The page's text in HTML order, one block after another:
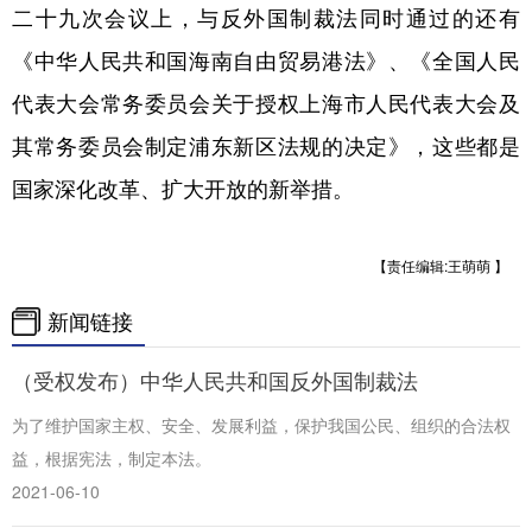
二十九次会议上，与反外国制裁法同时通过的还有
《中华人民共和国海南自由贸易港法》、《全国人民
代表大会常务委员会关于授权上海市人民代表大会及
其常务委员会制定浦东新区法规的决定》，这些都是
国家深化改革、扩大开放的新举措。
【责任编辑:王萌萌 】
新闻链接
（受权发布）中华人民共和国反外国制裁法
为了维护国家主权、安全、发展利益，保护我国公民、组织的合法权
益，根据宪法，制定本法。
2021-06-10